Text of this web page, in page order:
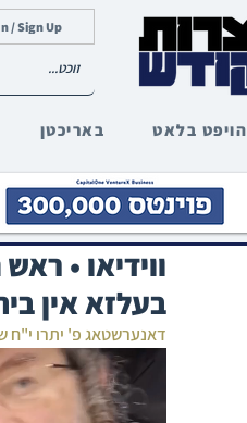
הויפט בלאט באריכטן
/ Sign Up
ווידיאו •
בעלזא אין
דאנערשטאג פ' יתרו